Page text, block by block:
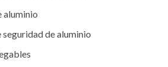
aluminio
seguridad de aluminio